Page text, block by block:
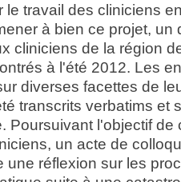
le travail des cliniciens
à bien ce projet, un
cliniciens de la région
à l'été 2012. Les
diverses facettes de
transcrits verbatims et
Poursuivant l'objectif de
un acte de
une réflexion sur les